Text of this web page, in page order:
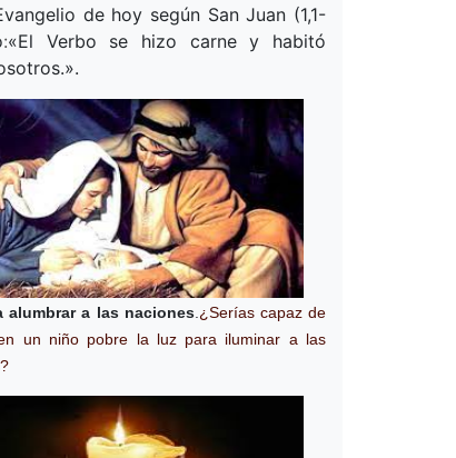
de hoy según San Juan (1,1-
:«El Verbo se hizo carne y habitó
».
alumbrar a las naciones. ¿Serías capaz de
un niño pobre la luz para iluminar a las